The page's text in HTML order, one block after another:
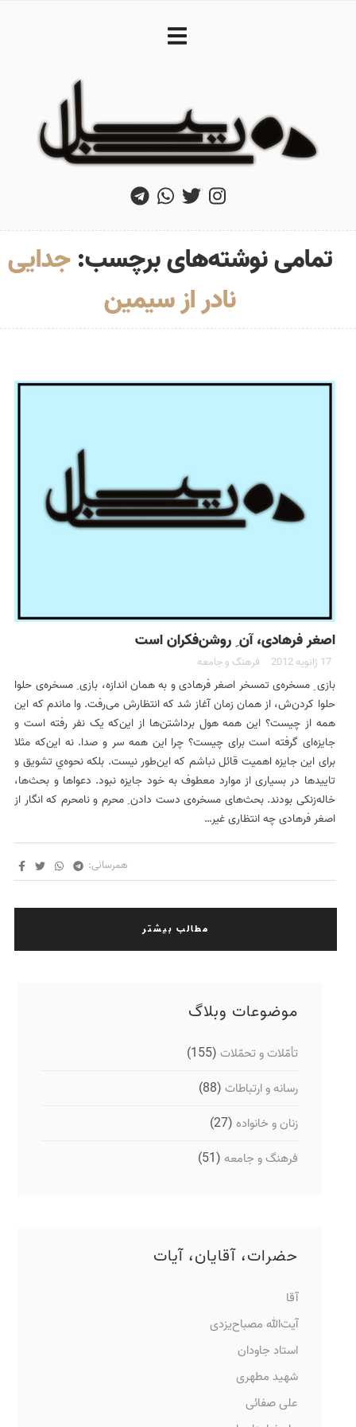
تمامی نوشته‌های برچسب:جدایی
نادر از سیمین
اصغر فرهادی، آن ِ روشن‌فکران است
17 ژانویه 2012 فرهنگ و جامعه
بازی ‌ِ مسخره‌ی تمسخر اصغر فرهادی و به همان اندازه، بازی ِ مسخره‌ی حلوا
حلوا کردن‌ش، از همان زمان آغاز شد که انتظارش می‌رفت. وا ماندم که این
همه از چیست؟ این همه هول برداشتن‌ها از این‌که یک نفر رفته است و
جایزه‌ای گرفته است برای چیست؟ چرا این همه سر و صدا. نه این‌که مثلا
برای این جایزه اهمیت قائل نباشم که این‌طور نیست. بلکه نحوه‌ي تشویق و
تاییدها در بسیاری از موارد معطوف به خود جایزه نبود. دعواها و بحث‌ها،
خاله‌زنکی بودند. بحث‌های مسخره‌ی دست دادن ِ محرم و نامحرم که انگار از
اصغر فرهادی چه انتظاری غیر…
همرسانی:
مطالب بیشتر
موضوعات وبلاگ
تأمّلات و تحمّلات (155)
رسانه و ارتباطات (88)
زنان و خانواده (27)
فرهنگ و جامعه (51)
حضرات، آقایان، آیات
آقا
آیت‌الله مصباح‌یزدی
استاد جاودان
شهید مطهری
علی صفائی